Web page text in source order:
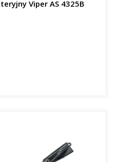
Viper AS 4325B